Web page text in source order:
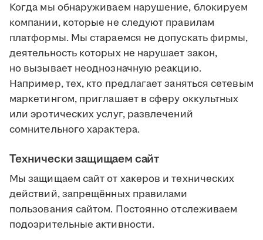
Когда мы обнаруживаем нарушение, блокируем
компании, которые не следуют правилам
платформы. Мы стараемся не допускать фирмы,
деятельность которых не нарушает закон,
но вызывает неоднозначную реакцию.
Например, тех, кто предлагает заняться сетевым
маркетингом, приглашает в сферу оккультных
или эротических услуг, развлечений
сомнительного характера.
Технически защищаем сайт
Мы защищаем сайт от хакеров и технических
действий, запрещённых правилами
пользования сайтом. Постоянно отслеживаем
подозрительные активности.